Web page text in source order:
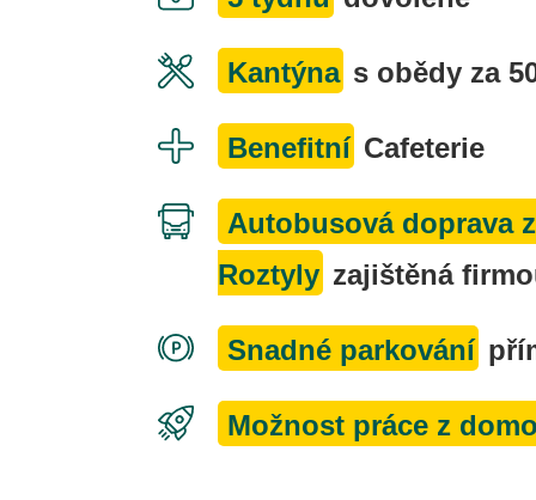
Kantýna s obědy za
Benefitní Cafeterie
Autobusová doprava
Roztyly zajištěná
Snadné parkování
Možnost práce z